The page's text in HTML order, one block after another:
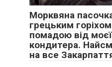
Морквяна
грецьким
помадою від
кондитера.
на все